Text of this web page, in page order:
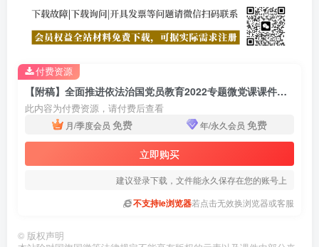
【附稿】全面推进依法治国党员教育2022专题微党课课件材料
此内容为付费资源，请付费后查看
月/季度会员 免费 年/永久会员 免费
立即购买
建议登录下载，文件能永久保存在您的账号上
不支持ie浏览器若点击无效换浏览器或客服
付费资源
© 版权声明